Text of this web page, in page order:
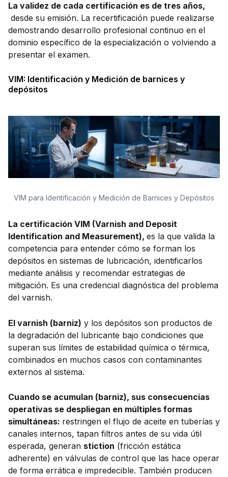
La validez de cada certificación es de tres años,
desde su emisión. La recertificación puede realizarse
demostrando desarrollo profesional continuo en el
dominio específico de la especialización o volviendo a
presentar el examen.
VIM: Identificación y Medición de barnices y
depósitos
VIM para Identificación y Medición de Barnices y Depósitos
La certificación VIM (Varnish and Deposit
Identification and Measurement), es la que valida la
competencia para entender cómo se forman los
depósitos en sistemas de lubricación, identificarlos
mediante análisis y recomendar estrategias de
mitigación. Es una credencial diagnóstica del problema
del varnish.
El varnish (barniz) y los depósitos son productos de
la degradación del lubricante bajo condiciones que
superan sus límites de estabilidad química o térmica,
combinados en muchos casos con contaminantes
externos al sistema.
Cuando se acumulan (barniz), sus consecuencias
operativas se despliegan en múltiples formas
simultáneas: restringen el flujo de aceite en tuberías y
canales internos, tapan filtros antes de su vida útil
esperada, generan stiction (fricción estática
adherente) en válvulas de control que las hace operar
de forma errática e impredecible. También producen